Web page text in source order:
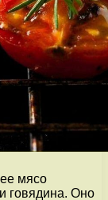
мясо
говядина. Оно